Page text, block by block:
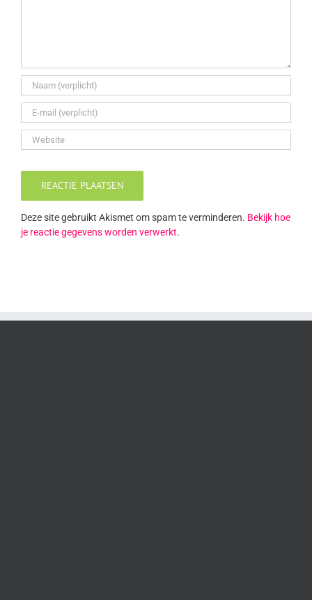
Deze site gebruikt Akismet om spam te verminderen. Bekijk hoe
je reactie gegevens worden verwerkt.